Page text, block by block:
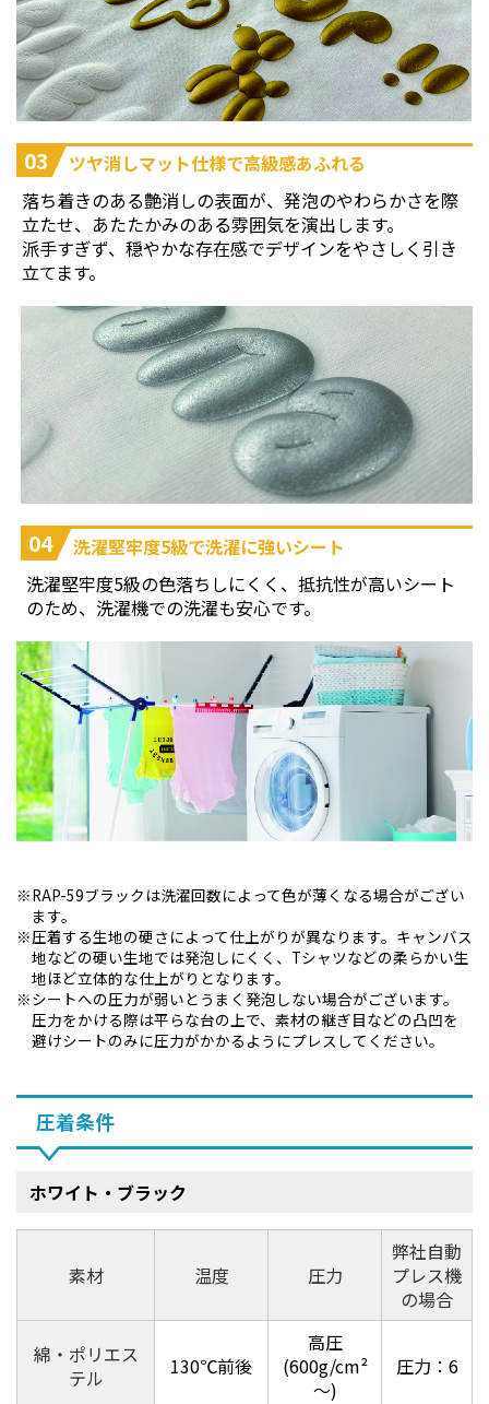
03
ツヤ消しマット仕様で高級感あふれる
落ち着きのある艶消しの表面が、発泡のやわらかさを際
立たせ、あたたかみのある雰囲気を演出します。
派手すぎず、穏やかな存在感でデザインをやさしく引き
立てます。
04
洗濯堅牢度5級で洗濯に強いシート
洗濯堅牢度5級の色落ちしにくく、抵抗性が高いシート
のため、洗濯機での洗濯も安心です。
RAP-59ブラックは洗濯回数によって色が薄くなる場合がござい
ます。
圧着する生地の硬さによって仕上がりが異なります。キャンバス
地などの硬い生地では発泡しにくく、Tシャツなどの柔らかい生
地ほど立体的な仕上がりとなります。
シートへの圧力が弱いとうまく発泡しない場合がございます。
圧力をかける際は平らな台の上で、素材の継ぎ目などの凸凹を
避けシートのみに圧力がかかるようにプレスしてください。
圧着条件
ホワイト・ブラック
素材 温度 圧力
弊社自動
プレス機
の場合
綿・ポリエス
テル
130℃前後
高圧
(600g/cm²
～)
圧力：6